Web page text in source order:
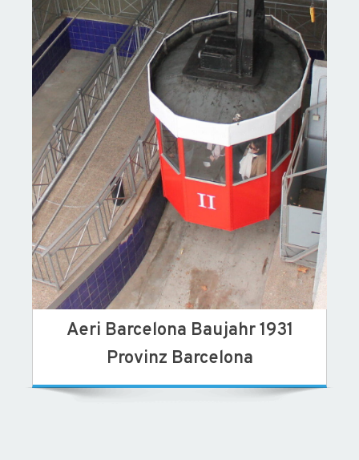
Aeri Barcelona Baujahr 1931
Provinz Barcelona